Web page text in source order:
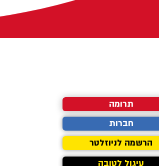
תרומה
חברות
הרשמה לניוזלטר
עיגול לטובה